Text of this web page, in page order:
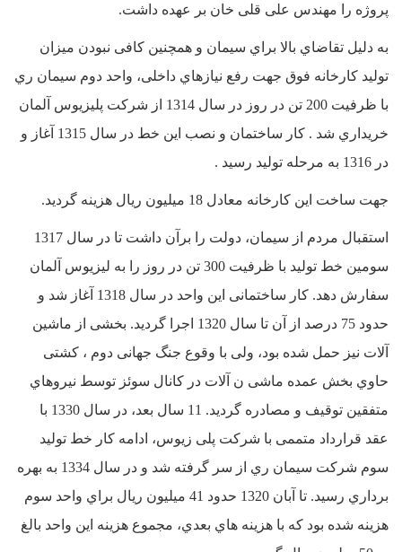
پروژه را مهندس علی قلی خان بر عهده داشت.
به دلیل تقاضاي بالا براي سیمان و همچنین کافی نبودن میزان
تولید کارخانه فوق جهت رفع نیازهاي داخلی، واحد دوم سیمان ري
با ظرفیت 200 تن در روز در سال 1314 از شرکت پلیزیوس آلمان
خریداري شد . کار ساختمان و نصب این خط در سال 1315 آغاز و
در 1316 به مرحله تولید رسید .
جهت ساخت این کارخانه معادل 18 میلیون ریال هزینه گردید.
استقبال مردم از سیمان، دولت را برآن داشت تا در سال 1317
سومین خط تولید با ظرفیت 300 تن در روز را به لیزیوس آلمان
سفارش دهد. کار ساختمانی این واحد در سال 1318 آغاز شد و
حدود 75 درصد از آن تا سال 1320 اجرا گردید. بخشی از ماشین
آلات نیز حمل شده بود، ولی با وقوع جنگ جهانی دوم ، کشتی
حاوي بخش عمده ماشی ن آلات در کانال سوئز توسط نیروهاي
متفقین توقیف و مصادره گردید. 11 سال بعد، در سال 1330 با
عقد قرارداد متممی با شرکت پلی زیوس، ادامه کار خط تولید
سوم شرکت سیمان ري از سر گرفته شد و در سال 1334 به بهره
برداري رسید. تا آبان 1320 حدود 41 میلیون ریال براي واحد سوم
هزینه شده بود که با هزینه هاي بعدي، مجموع هزینه این واحد بالغ